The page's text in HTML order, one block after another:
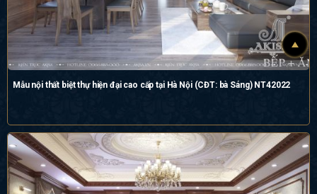
Mẫu nội thất biệt thự hiện đại cao cấp tại Hà Nội (CĐT: bà Sáng) NT42022